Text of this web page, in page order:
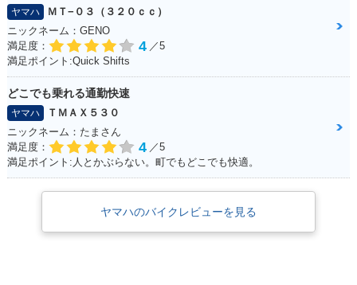
ヤマハ
ＭＴ−０３（３２０ｃｃ）
ニックネーム：GENO
満足度：
4 ／5
満足ポイント:Quick Shifts
どこでも乗れる通勤快速
ヤマハ
ＴＭＡＸ５３０
ニックネーム：たまさん
満足度：
4 ／5
満足ポイント:人とかぶらない。町でもどこでも快適。
ヤマハのバイクレビューを見る